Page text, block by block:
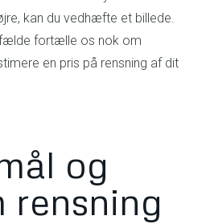
kan du vedhæfte et billede.
fortælle os nok om
en pris på rensning af dit
og
rensning